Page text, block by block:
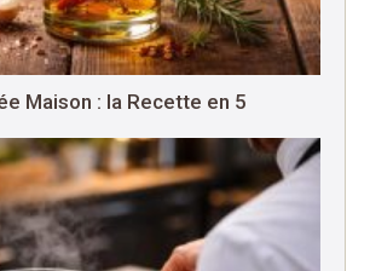
Maison : la Recette en 5